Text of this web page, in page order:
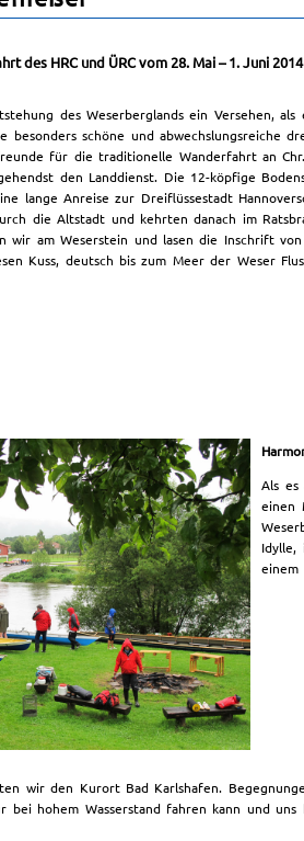
des HRC und ÜRC vom 28. Mai – 1. Juni 2014
des Weserberglands ein Versehen,
besonders schöne und abwechslungsreiche
für die traditionelle Wanderfahrt an
den Landdienst. Die 12-köpfige
lange Anreise zur Dreiflüssestadt
die Altstadt und kehrten danach im
wir am Weserstein und lasen die Inschrift
Kuss, deutsch bis zum Meer der Weser
Als
einen
Idylle,
einem
wir den Kurort Bad Karlshafen.
bei hohem Wasserstand fahren kann und